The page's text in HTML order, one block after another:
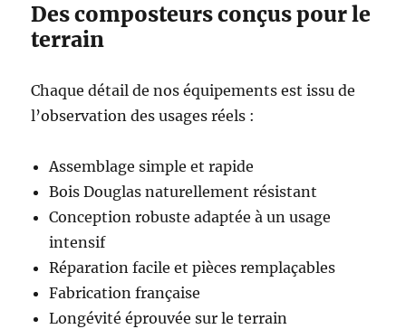
Des composteurs conçus pour le
terrain
Chaque détail de nos équipements est issu de
l’observation des usages réels :
Assemblage simple et rapide
Bois Douglas naturellement résistant
Conception robuste adaptée à un usage
intensif
Réparation facile et pièces remplaçables
Fabrication française
Longévité éprouvée sur le terrain